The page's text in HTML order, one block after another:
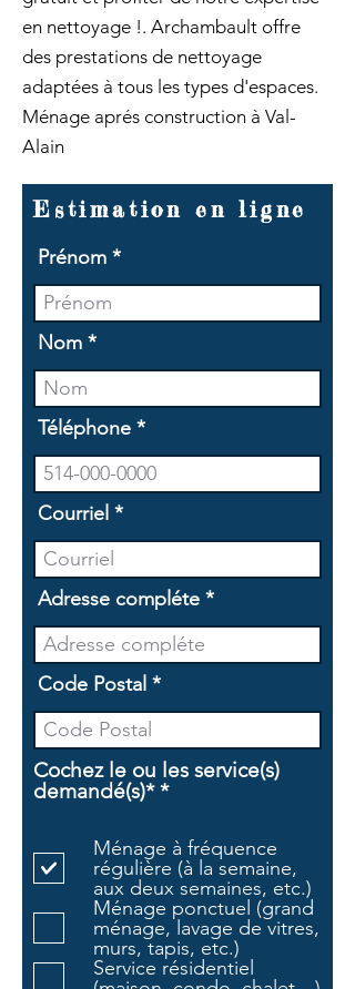
en nettoyage !. Archambault offre
des prestations de nettoyage
adaptées à tous les types d'espaces.
Ménage aprés construction à Val-
Alain
Estimation en ligne
Prénom
Nom
Téléphone
Courriel
Adresse compléte
Code Postal
Cochez le ou les service(s)
demandé(s)* *O
g
a
t
o
i
r
Ménage à fréquence
régulière (à la semaine,
aux deux semaines, etc.)
Ménage ponctuel (grand
ménage, lavage de vitres,
murs, tapis, etc.)
Service résidentiel